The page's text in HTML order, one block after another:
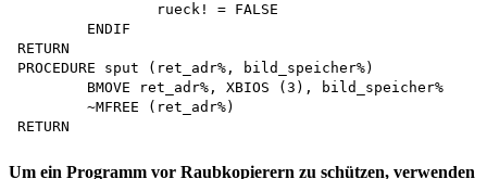
RETURN
PROCEDURE sput (ret_adr%, bild_speicher%)
Um ein Programm vor Raubkopierern zu schützen, verwenden